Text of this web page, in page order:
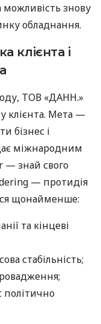
можливість знову
обладнання.
клієнта і
ТОВ «ДАНН.»
клієнта. Мета —
бізнес і
міжнародним
— знай свого
— протидія
щонайменше:
та кінцеві
стабільність;
політично